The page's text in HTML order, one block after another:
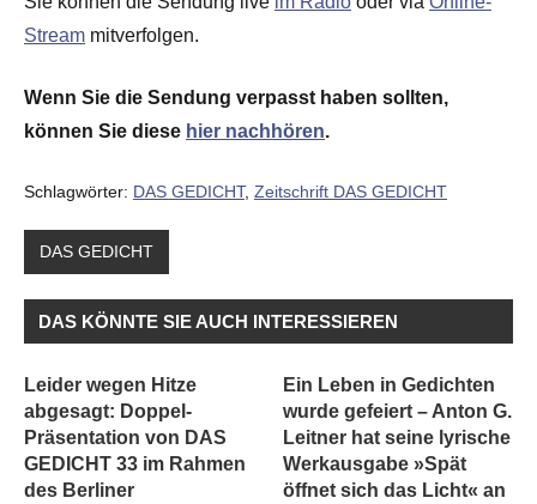
Stream mitverfolgen.
Wenn Sie die Sendung verpasst haben sollten,
können Sie diese hier nachhören.
Schlagwörter: DAS GEDICHT, Zeitschrift DAS GEDICHT
DAS GEDICHT
DAS KÖNNTE SIE AUCH INTERESSIEREN
Leider wegen Hitze
abgesagt: Doppel-
Präsentation von DAS
GEDICHT 33 im Rahmen
des Berliner
Ein Leben in Gedichten
wurde gefeiert – Anton G.
Leitner hat seine lyrische
Werkausgabe »Spät
öffnet sich das Licht« an